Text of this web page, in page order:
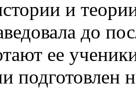
и
до
ее
подготовлен